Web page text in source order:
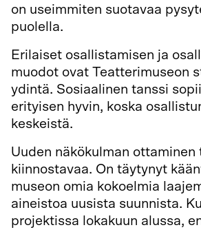
on useimmiten suotavaa
puolella.
Erilaiset osallistamisen ja
muodot ovat Teatterimuseon
ydintä. Sosiaalinen tanssi
erityisen hyvin, koska
keskeistä.
Uuden näkökulman ottaminen
kiinnostavaa. On täytynyt
museon omia kokoelmia
aineistoa uusista suunnista.
projektissa lokakuun alussa,